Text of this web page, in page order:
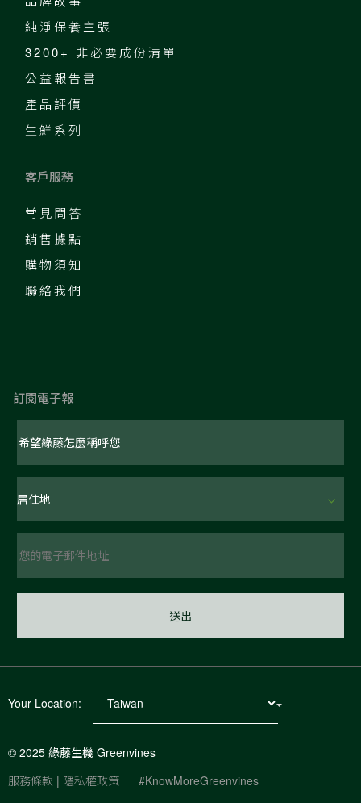
純淨保養主張
3200+ 非必要成份清單
公益報告書
產品評價
生鮮系列
客戶服務
常見問答
銷售據點
購物須知
聯絡我們
訂閱電子報
© 2025 綠藤生機 Greenvines
服務條款 | 隱私權政策 #KnowMoreGreenvines
Your Location: